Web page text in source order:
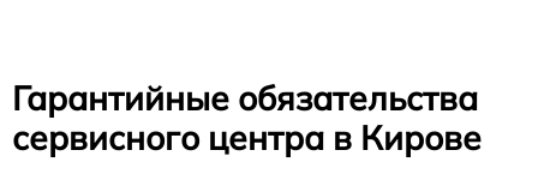
Гарантийные обязательства
сервисного центра в Кирове